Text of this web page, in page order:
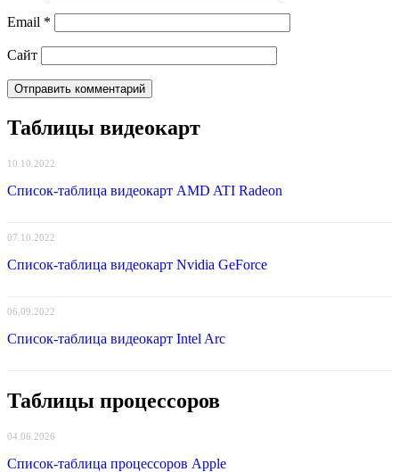
Email *
Сайт
Таблицы видеокарт
10.10.2022
Список-таблица видеокарт AMD ATI Radeon
07.10.2022
Список-таблица видеокарт Nvidia GeForce
06.09.2022
Список-таблица видеокарт Intel Arc
Таблицы процессоров
04.06.2026
Список-таблица процессоров Apple